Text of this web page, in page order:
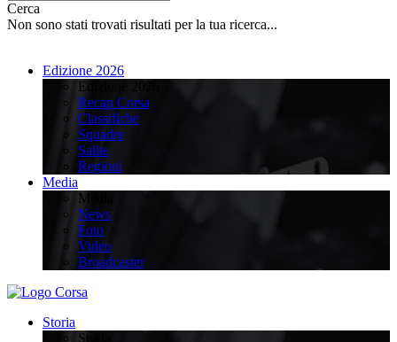
Cerca
Non sono stati trovati risultati per la tua ricerca...
Edizione 2026
Edizione 2026
Recap Corsa
Classifiche
Squadre
Salite
Regioni
Media
Media
News
Foto
Video
Broadcaster
Storia
Storia